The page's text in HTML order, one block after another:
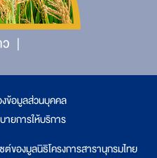
ข้อมูลส่วนบุคคล
ายการให้บริการ
ของมูลนิธิโครงการสารานุกรมไทย